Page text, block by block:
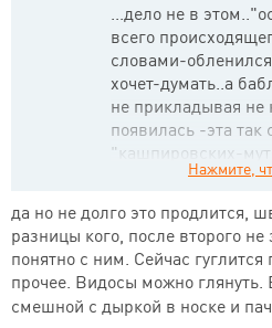
...дело не в
всего
словами-
хочет-думать..а
не прикладывая не
появилась -эта так
"кашпировских-
потомственных
пример..не более..-
Kintara-1000 рублей
Лейпцих-
тоже 1000 рублей-
же самый матч-
Нажмите,
да но не долго это продлится,
разницы кого, после второго не
понятно с ним. Сейчас
прочее. Видосы можно
смешной с дыркой в носке и